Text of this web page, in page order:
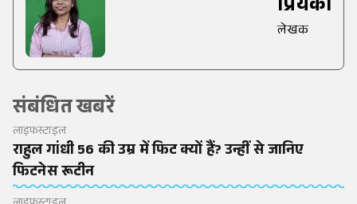
प्रियंका
लेखक
संबंधित खबरें
लाइफस्टाइल
राहुल गांधी 56 की उम्र में फिट क्यों हैं? उन्हीं से जानिए
फिटनेस रूटीन